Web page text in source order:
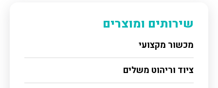
שירותים ומוצרים
מכשור מקצועי
ציוד וריהוט משלים